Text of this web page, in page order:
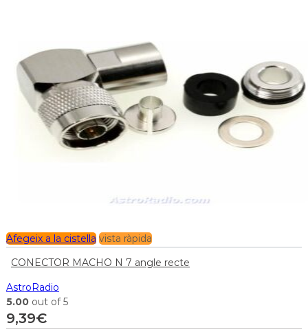
Afegeix a la cistella vista ràpida
CONECTOR MACHO N 7 angle recte
AstroRadio
5.00 out of 5
9,39€